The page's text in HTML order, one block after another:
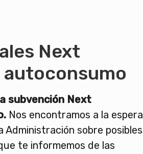
Next
autoconsumo
subvención Next
Nos encontramos a la espera
sobre posibles
te informemos de las